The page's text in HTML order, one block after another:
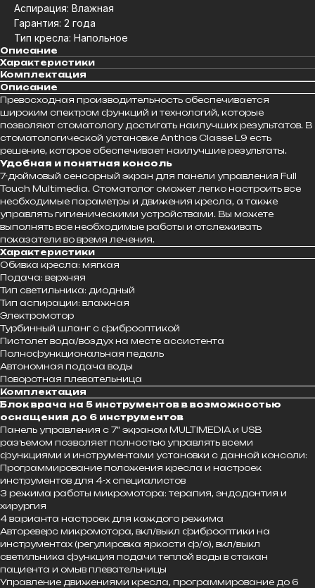
Аспирация: Влажная
Гарантия: 2 года
Тип кресла: Напольное
Описание
Характеристики
Комплектация
Описание
Превосходная производительность обеспечивается
широким спектром функций и технологий, которые
позволяют стоматологу достигать наилучших результатов. В
стоматологической установке Anthos Classe L9 есть
решение, которое обеспечивает наилучшие результаты.
Удобная и понятная консоль
7-дюймовый сенсорный экран для панели управления Full
Touch Multimedia. Стоматолог сможет легко настроить все
необходимые параметры и движения кресла, а также
управлять гигиеническими устройствами. Вы можете
выполнять все необходимые работы и отслеживать
показатели во время лечения.
Характеристики
Обивка кресла: мягкая
Подача: верхняя
Тип светильника: диодный
Тип аспирации: влажная
Электромотор
Турбинный шланг с фиброоптикой
Пистолет вода/воздух на месте ассистента
Полнофункциональная педаль
Автономная подача воды
Поворотная плевательница
Комплектация
Блок врача на 5 инструментов в возможностью
оснащения до 6 инструментов
Панель управления с 7" экраном MULTIMEDIA и USB
разъемом позволяет полностью управлять всеми
функциями и инструментами установки с данной консоли:
Программирование положения кресла и настроек
инструментов для 4-х специалистов
3 режима работы микромотора: терапия, эндодонтия и
хирургия
4 варианта настроек для каждого режима
Автореверс микромотора, вкл/выкл фиброоптики на
инструментах (регулировка яркости ф/о), вкл/выкл
светильника функция подачи теплой воды в стакан
пациента и омыв плевательницы
Управление движениями кресла, программирование до 6